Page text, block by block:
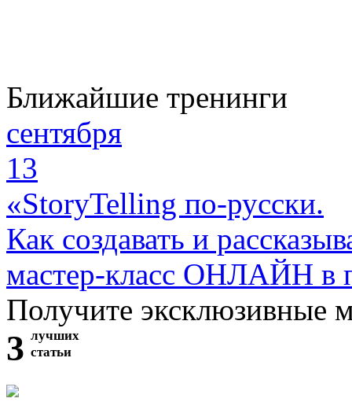
Ближайшие тренинги
сентября
13
«StoryTelling по-русски.
Как создавать и
мастер-класс ОНЛАЙН в
Получите эксклюзивные
3 лучших
статьи